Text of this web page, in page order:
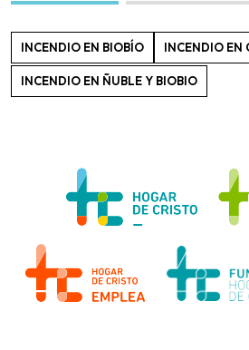
INCENDIO EN BIOBÍO INCENDIO EN
INCENDIO EN ÑUBLE Y BIOBIO